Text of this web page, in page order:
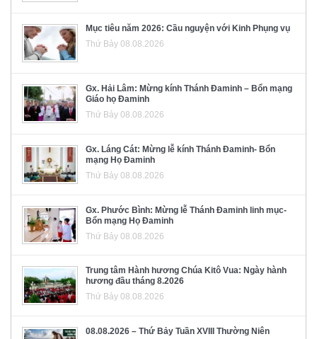
Mục tiêu năm 2026: Cầu nguyện với Kinh Phụng vụ
Thứ Bảy 08.08.2026
Gx. Hải Lâm: Mừng kính Thánh Đaminh – Bổn mạng
Giáo họ Đaminh
Thứ Bảy 08.08.2026
Gx. Láng Cát: Mừng lễ kính Thánh Đaminh- Bổn
mạng Họ Đaminh
Thứ Bảy 08.08.2026
Gx. Phước Bình: Mừng lễ Thánh Đaminh linh mục-
Bổn mạng Họ Đaminh
Thứ Bảy 08.08.2026
Trung tâm Hành hương Chúa Kitô Vua: Ngày hành
hương đầu tháng 8.2026
Thứ Bảy 08.08.2026
08.08.2026 – Thứ Bảy Tuần XVIII Thường Niên